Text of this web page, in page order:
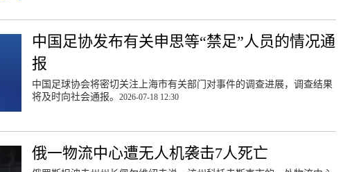
中国足协发布有关申思等“禁足”人员的情况通
报
中国足球协会将密切关注上海市有关部门对事件的调查进展，调查结果
将及时向社会通报。2026-07-18 12:30
俄一物流中心遭无人机袭击7人死亡